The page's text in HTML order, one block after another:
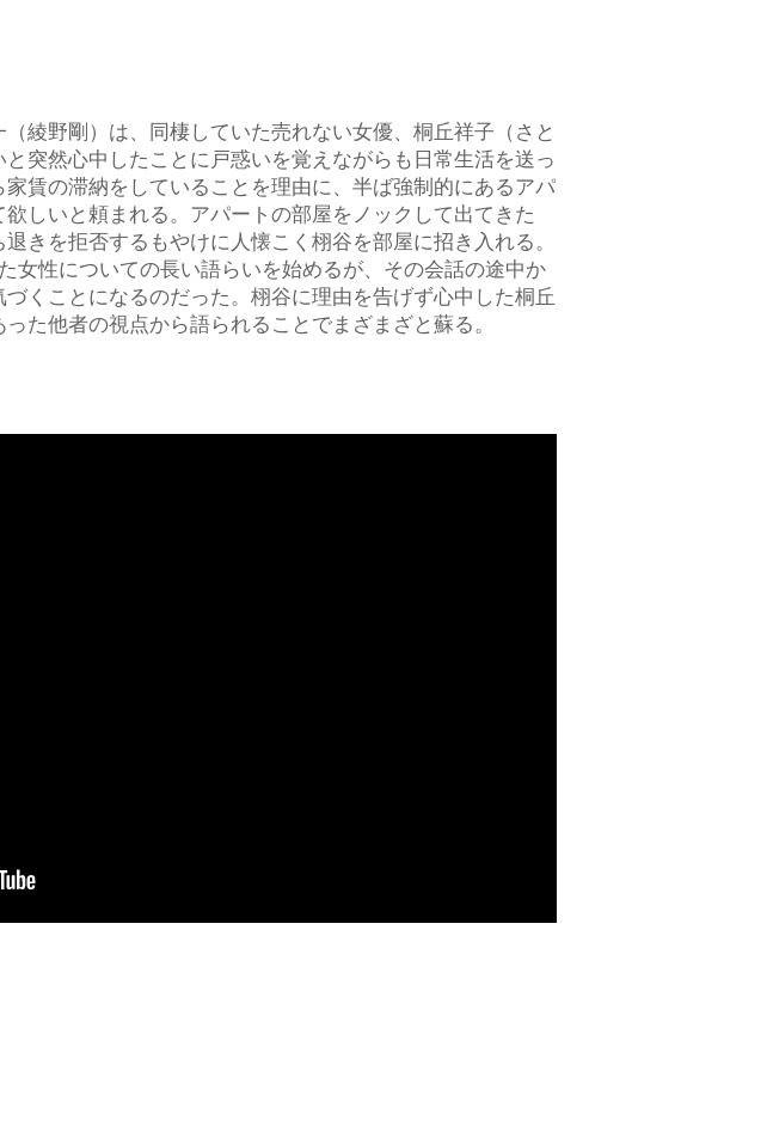
綾野剛）は、同棲していた売れない女優、桐丘祥子（さと
突然心中したことに戸惑いを覚えながらも日常生活を送っ
賃の滞納をしていることを理由に、半ば強制的にあるアパ
しいと頼まれる。アパートの部屋をノックして出てきた
きを拒否するもやけに人懐こく栩谷を部屋に招き入れる。
女性についての長い語らいを始めるが、その会話の途中か
くことになるのだった。栩谷に理由を告げず心中した桐丘
た他者の視点から語られることでまざまざと蘇る。